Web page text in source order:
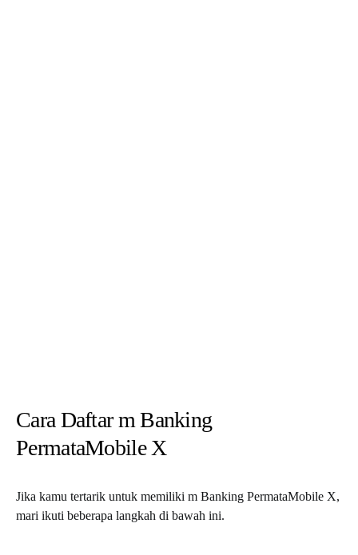
Cara Daftar m Banking
PermataMobile X
Jika kamu tertarik untuk memiliki m Banking PermataMobile X,
mari ikuti beberapa langkah di bawah ini.